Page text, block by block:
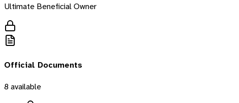
Ultimate Beneficial Owner
Official Documents
8 available